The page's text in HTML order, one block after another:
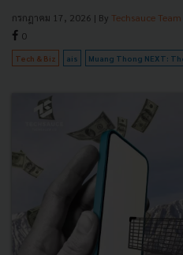
กรกฎาคม 17, 2026 | By Techsauce Team
0
Tech & Biz ais Muang Thong NEXT: